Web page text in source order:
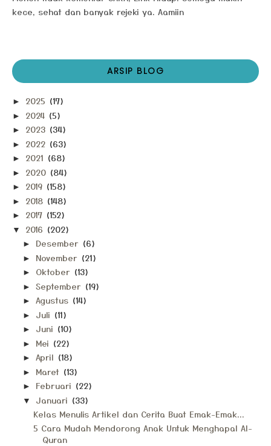
kece, sehat dan banyak rejeki ya. Aamiin
ARSIP BLOG
► 2025 (17)
► 2024 (5)
► 2023 (34)
► 2022 (63)
► 2021 (68)
► 2020 (84)
► 2019 (158)
► 2018 (148)
► 2017 (152)
▼ 2016 (202)
► Desember (6)
► November (21)
► Oktober (13)
► September (19)
► Agustus (14)
► Juli (11)
► Juni (10)
► Mei (22)
► April (18)
► Maret (13)
► Februari (22)
▼ Januari (33)
Kelas Menulis Artikel dan Cerita Buat Emak-Emak...
5 Cara Mudah Mendorong Anak Untuk Menghapal Al-
Quran